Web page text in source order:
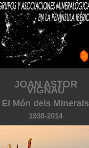
JOAN ASTOR
VIGNAU
El Món dels Minerals
1938-2014